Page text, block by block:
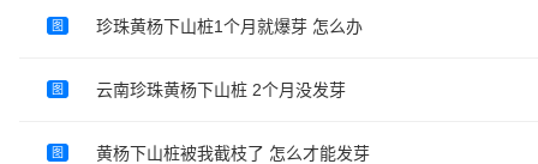
图 珍珠黄杨下山桩1个月就爆芽 怎么办
图 云南珍珠黄杨下山桩 2个月没发芽
图 黄杨下山桩被我截枝了 怎么才能发芽